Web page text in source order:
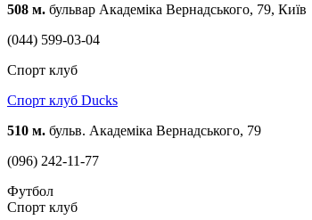
508 м. бульвар Академіка Вернадського, 79, Київ
(044) 599-03-04
Спорт клуб
Спорт клуб Ducks
510 м. бульв. Академіка Вернадського, 79
(096) 242-11-77
Футбол
Спорт клуб